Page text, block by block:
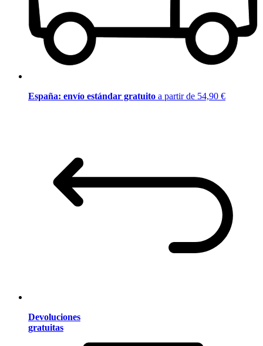
España: envío estándar gratuito a partir de 54,90 €
Devoluciones
gratuitas